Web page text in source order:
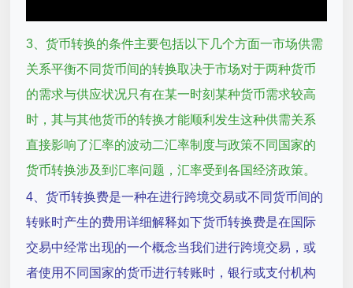
3、货币转换的条件主要包括以下几个方面一市场供需
关系平衡不同货币间的转换取决于市场对于两种货币
的需求与供应状况只有在某一时刻某种货币需求较高
时，其与其他货币的转换才能顺利发生这种供需关系
直接影响了汇率的波动二汇率制度与政策不同国家的
货币转换涉及到汇率问题，汇率受到各国经济政策。
4、货币转换费是一种在进行跨境交易或不同货币间的
转账时产生的费用详细解释如下货币转换费是在国际
交易中经常出现的一个概念当我们进行跨境交易，或
者使用不同国家的货币进行转账时，银行或支付机构